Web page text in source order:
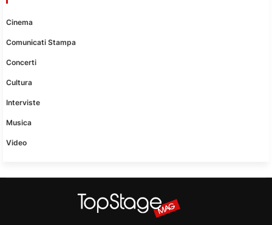
Cinema
Comunicati Stampa
Concerti
Cultura
Interviste
Musica
Video